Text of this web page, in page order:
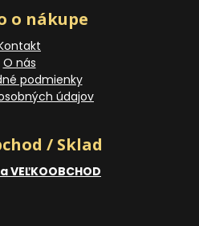
o nákupe
O nás
podmienky
údajov
/ Sklad